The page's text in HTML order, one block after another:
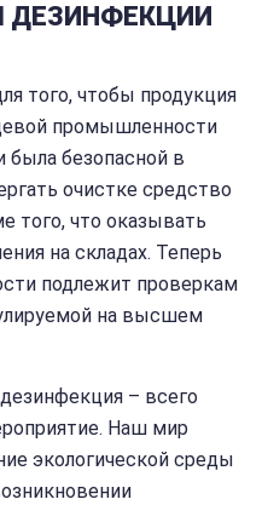
ДЕЗИНФЕКЦИИ
того, чтобы продукция
промышленности
была безопасной в
очистке средство
того, что оказывать
на складах. Теперь
подлежит проверкам
на высшем
– всего
Наш мир
экологической среды